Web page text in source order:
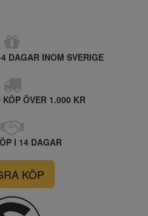
DAGAR INOM SVERIGE
ÖVER 1.000 KR
I 14 DAGAR
KÖP